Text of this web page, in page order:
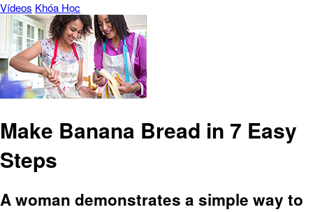
Vídeos Khóa Học
Make Banana Bread in 7 Easy
Steps
A woman demonstrates a simple way to